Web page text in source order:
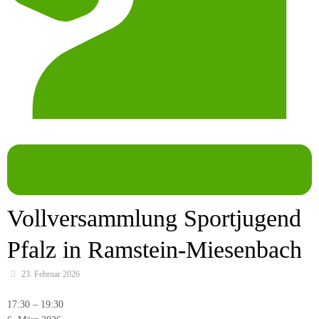
Vollversammlung Sportjugend
Pfalz in Ramstein-Miesenbach
23. Februar 2026
Vollversammlung
17:30 – 19:30